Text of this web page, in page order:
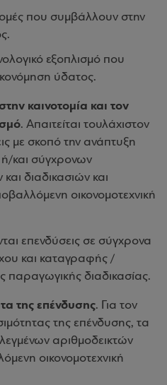
που συμβάλλουν στην
εξοπλισμό που
ύδατος.
καινοτομία και τον
. Απαιτείται τουλάχιστον
με σκοπό την ανάπτυξη
και σύγχρονων
διαδικασιών και
οικονομοτεχνική
επενδύσεις σε σύγχρονα
και καταγραφής /
διαδικασίας.
της επένδυσης. Για τον
της επένδυσης, τα
αριθμοδεικτών
οικονομοτεχνική